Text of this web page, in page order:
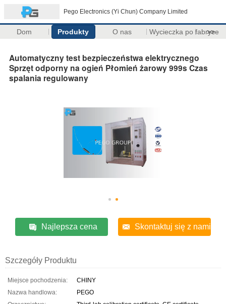
Pego Electronics (Yi Chun) Company Limited
Dom Produkty O nas Wycieczka po fabryce
>>
Automatyczny test bezpieczeństwa elektrycznego
Sprzęt odporny na ogień Płomień żarowy 999s Czas
spalania regulowany
Najlepsza cena Skontaktuj się z nami
Szczegóły Produktu
Miejsce pochodzenia:
CHINY
Nazwa handlowa:
PEGO